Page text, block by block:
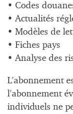
• Codes
• Actualités
• Modèles de
• Fiches pays
• Analyse des
L’abonnement
l’abonnement
individuels ne